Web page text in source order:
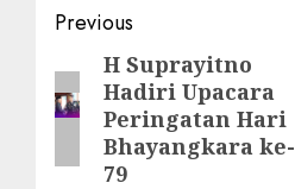
Post
navigation
Previous
Previous
post:
H Suprayitno
Hadiri Upacara
Peringatan Hari
Bhayangkara ke-
79